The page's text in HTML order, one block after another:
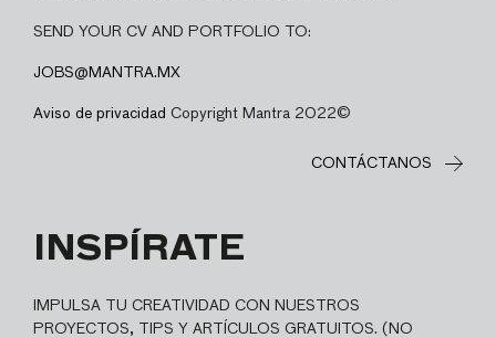
SEND YOUR CV AND PORTFOLIO TO:
JOBS@MANTRA.MX
Aviso de privacidad Copyright Mantra 2022©
CONTÁCTANOS
INSPÍRATE
IMPULSA TU CREATIVIDAD CON NUESTROS
PROYECTOS, TIPS Y ARTÍCULOS GRATUITOS. (NO